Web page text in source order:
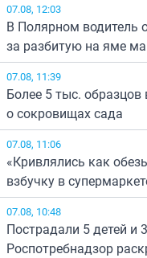
07.08, 12:03
В Полярном водитель
за разбитую на яме
07.08, 11:39
Более 5 тыс.
о сокровищах сада
07.08, 11:06
«Кривлялись как
взбучку в
07.08, 10:48
Пострадали 5 детей и
Роспотребнадзор